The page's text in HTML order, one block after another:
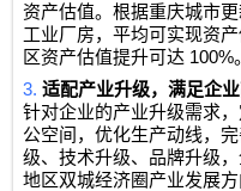
资产估值。根据重庆城市
工业厂房，平均可实现资
区资产估值提升可达 100%
3.适配产业升级，满足企
针对企业的产业升级需求
公空间，优化生产动线，
级、技术升级、品牌升级
地区双城经济圈产业发展方